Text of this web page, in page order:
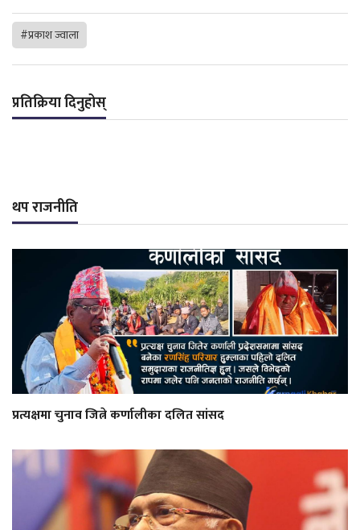
#प्रकाश ज्वाला
प्रतिक्रिया दिनुहोस्
थप राजनीति
प्रत्यक्षमा चुनाव जित्ने कर्णालीका दलित सांसद